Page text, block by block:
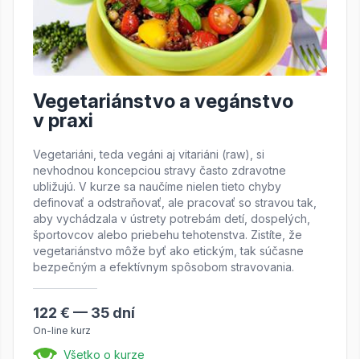
Vegetariánstvo a vegánstvo
v praxi
Vegetariáni, teda vegáni aj vitariáni (raw), si
nevhodnou koncepciou stravy často zdravotne
ubližujú. V kurze sa naučíme nielen tieto chyby
definovať a odstraňovať, ale pracovať so stravou tak,
aby vychádzala v ústrety potrebám detí, dospelých,
športovcov alebo priebehu tehotenstva. Zistíte, že
vegetariánstvo môže byť ako etickým, tak súčasne
bezpečným a efektívnym spôsobom stravovania.
122 € — 35 dní
On-line kurz
Všetko o kurze